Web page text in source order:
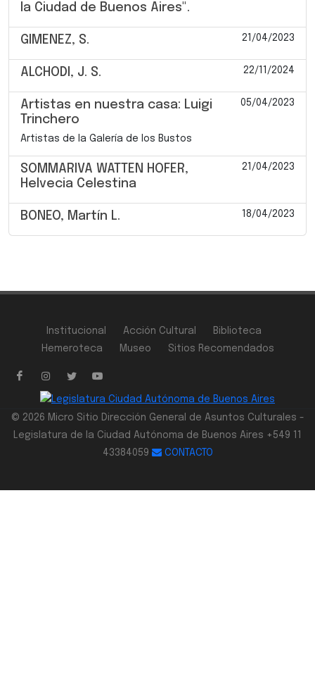
la Ciudad de Buenos Aires".
GIMENEZ, S. 21/04/2023
ALCHODI, J. S. 22/11/2024
Artistas en nuestra casa: Luigi
Trinchero
05/04/2023
Artistas de la Galería de los Bustos
SOMMARIVA WATTEN HOFER,
Helvecia Celestina
21/04/2023
BONEO, Martín L. 18/04/2023
Institucional Acción Cultural
Biblioteca
Hemeroteca
Museo Sitios Recomendados
© 2026 Micro Sitio Dirección General de Asuntos Culturales -
Legislatura de la Ciudad Autónoma de Buenos Aires +549 11
43384059
CONTACTO